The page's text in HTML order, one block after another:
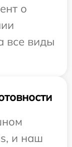
о
все виды
и наш